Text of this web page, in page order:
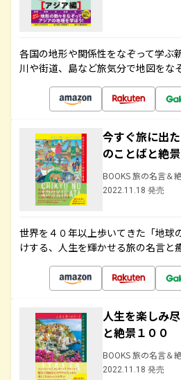
各国の地形や関係性をなぞって学ぶ
川や街道、島など旅気分で地図をな
今すぐ旅に出
のことばと絶
BOOKS 旅の名言＆
2022.11.18 発売
世界を４０年以上歩いてきた「地球
けする、人生を輝かせる旅の名言と
人生を楽しみ
と絶景１００
BOOKS 旅の名言＆
2022.11.18 発売